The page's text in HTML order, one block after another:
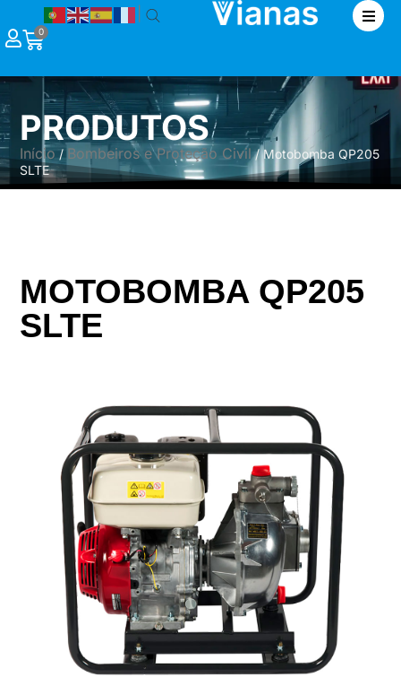
0
PRODUTOS
Início/ Bombeiros e Proteção Civil/ Motobomba QP205
SLTE
MOTOBOMBA QP205
SLTE